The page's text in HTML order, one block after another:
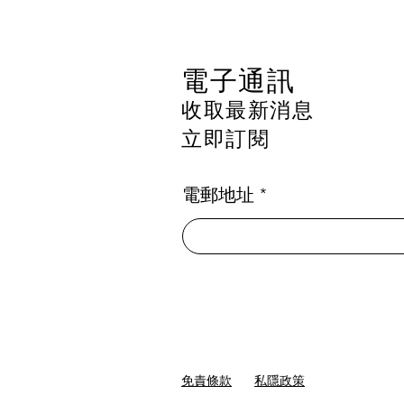
電子通訊
收取最新消息
立即訂閱
電郵地址
免責條款 私隱政策